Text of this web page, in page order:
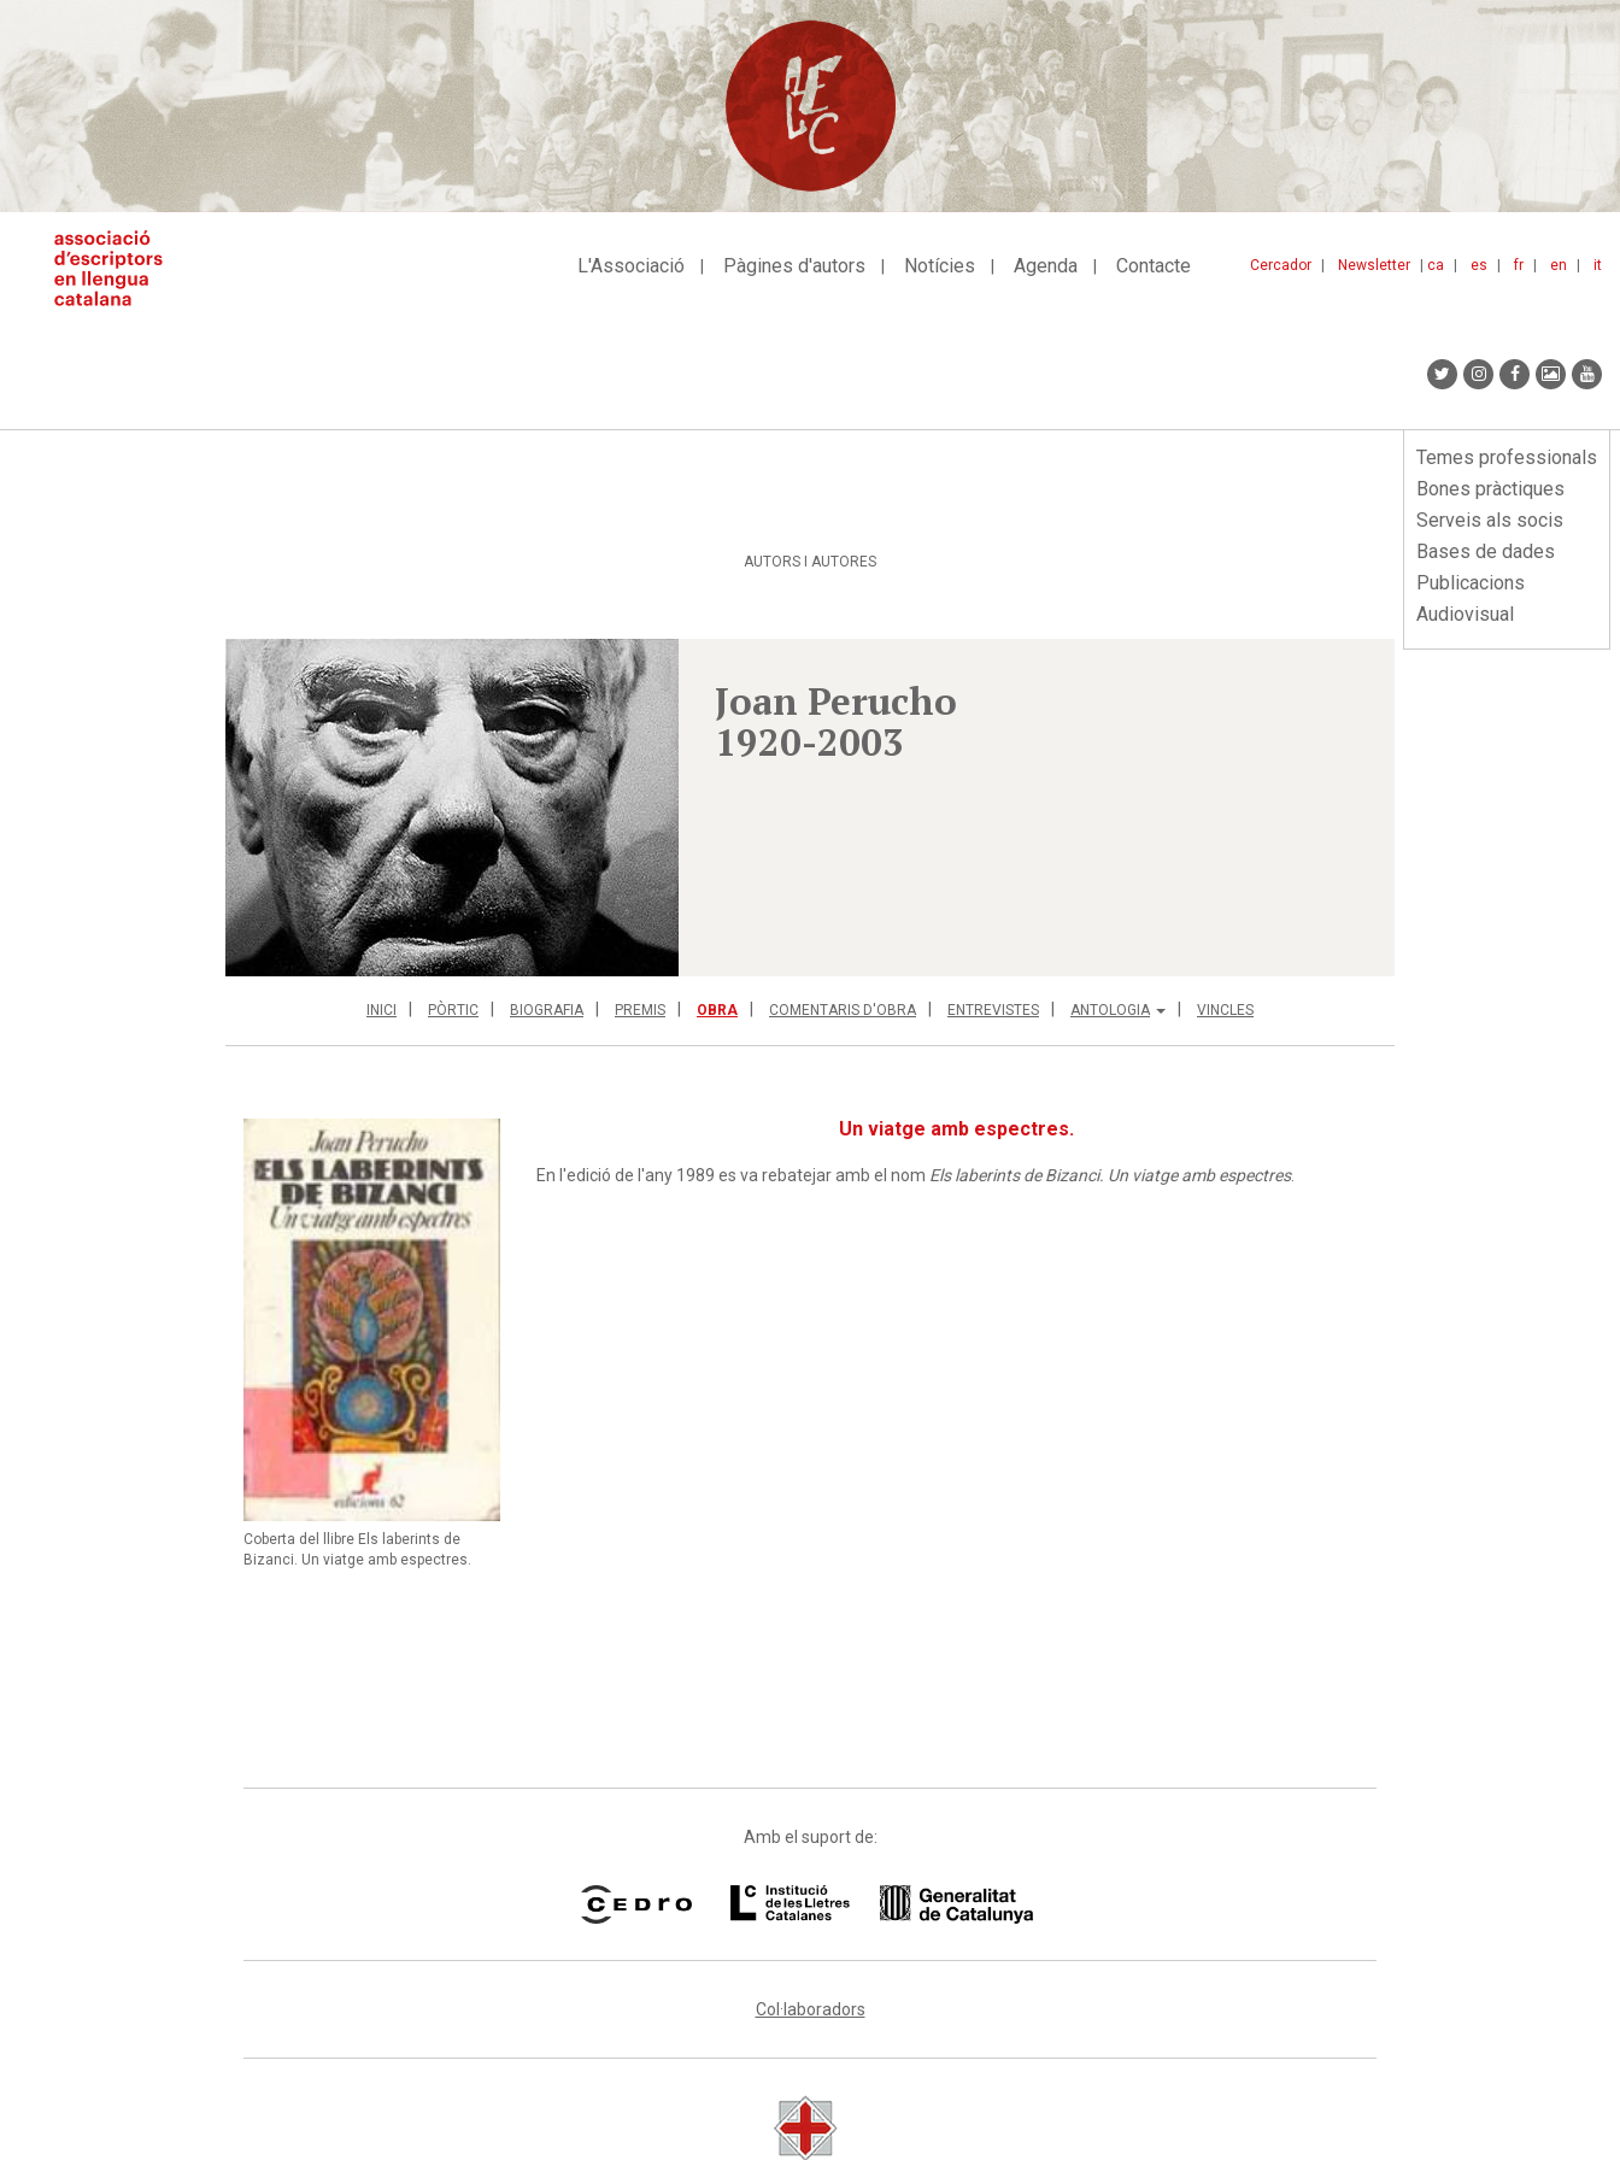
contingut
ca es fr en it
Cercador Newsletter
L'Associació Pàgines d'autors Notícies Agenda Contacte
Menu
lateral
Temes professionals
Bones pràctiques
Serveis als socis
Bases de dades
Publicacions
Audiovisual
AUTORS I AUTORES
Joan Perucho
1920-2003
INICI PÒRTIC BIOGRAFIA PREMIS OBRA COMENTARIS D'OBRA ENTREVISTES ANTOLOGIA VINCLES
Coberta del llibre Els laberints de
Bizanci. Un viatge amb espectres.
Un viatge amb espectres.
En l'edició de l'any 1989 es va rebatejar amb el nom Els laberints de Bizanci. Un viatge amb espectres.
Amb el suport de:
Col·laboradors